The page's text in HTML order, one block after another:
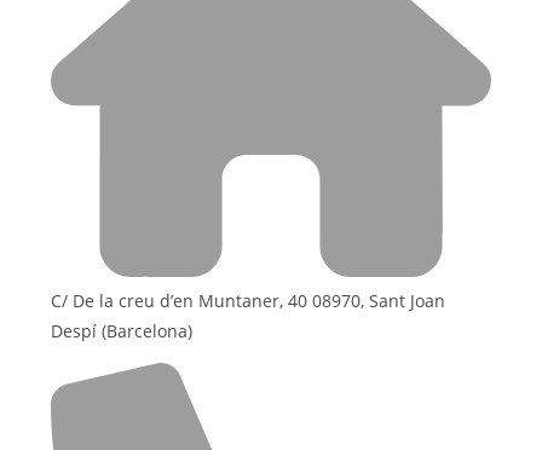
C/ De la creu d’en Muntaner, 40 08970, Sant Joan
Despí (Barcelona)